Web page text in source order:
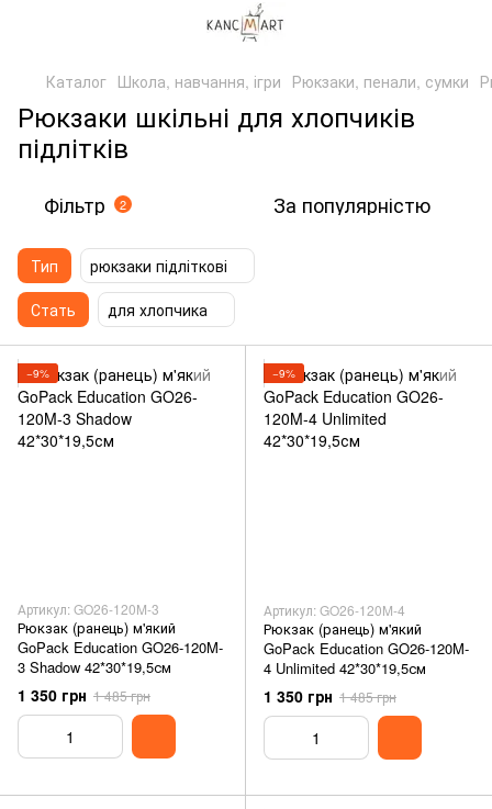
Каталог Школа, навчання, ігри Рюкзаки, пенали, сумки
Рюкзаки шкільні для хлопчиків
підлітків
Фільтр 2 За популярністю
Тип
рюкзаки підліткові
Стать
для хлопчика
−9%
Артикул: GO26-120M-3
Рюкзак (ранець) м'який
GoPack Education GO26-120M-
3 Shadow 42*30*19,5см
1 350 грн 1 485 грн
−9%
Артикул: GO26-120M-4
Рюкзак (ранець) м'який
GoPack Education GO26-120M-
4 Unlimited 42*30*19,5см
1 350 грн 1 485 грн